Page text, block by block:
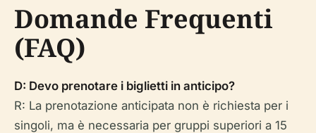
Domande Frequenti
(FAQ)
D: Devo prenotare i biglietti in anticipo?
R: La prenotazione anticipata non è richiesta per i
singoli, ma è necessaria per gruppi superiori a 15